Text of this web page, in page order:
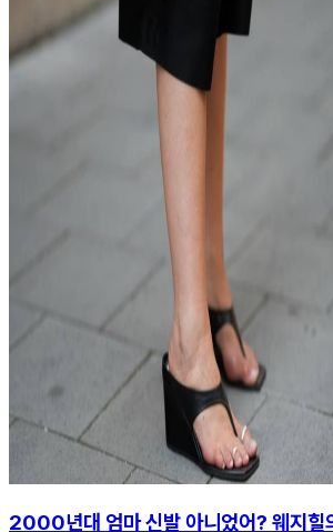
2000년대 엄마 신발 아니었어? 웨지힐